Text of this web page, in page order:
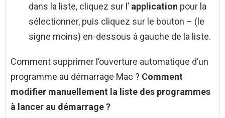
dans la liste, cliquez sur l’ application pour la
sélectionner, puis cliquez sur le bouton – (le
signe moins) en-dessous à gauche de la liste.
Comment supprimer l’ouverture automatique d’un
programme au démarrage Mac ? Comment
modifier manuellement la liste des programmes
à lancer au démarrage?